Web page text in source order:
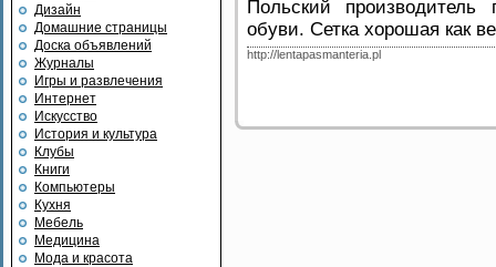
Дизайн
Домашние страницы
Доска объявлений
Журналы
Игры и развлечения
Интернет
Искусство
История и культура
Клубы
Книги
Компьютеры
Кухня
Мебель
Медицина
Мода и красота
Польский производитель
обуви. Сетка хорошая как
http://lentapasmanteria.pl